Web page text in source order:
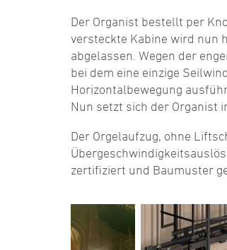
Der Organist bestellt per
versteckte Kabine wird nun
abgelassen. Wegen der
bei dem eine einzige
Horizontalbewegung
Nun setzt sich der Organist
Der Orgelaufzug, ohne
zertifiziert und Baumuster